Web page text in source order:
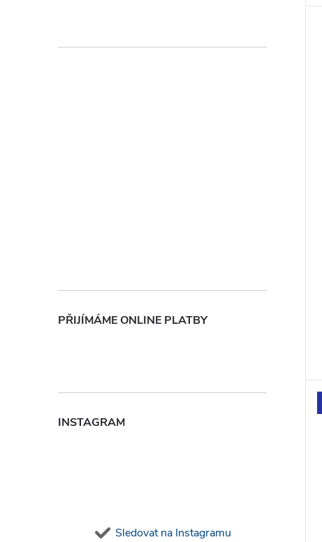
PŘIJÍMÁME ONLINE PLATBY
INSTAGRAM
Sledovat na Instagramu